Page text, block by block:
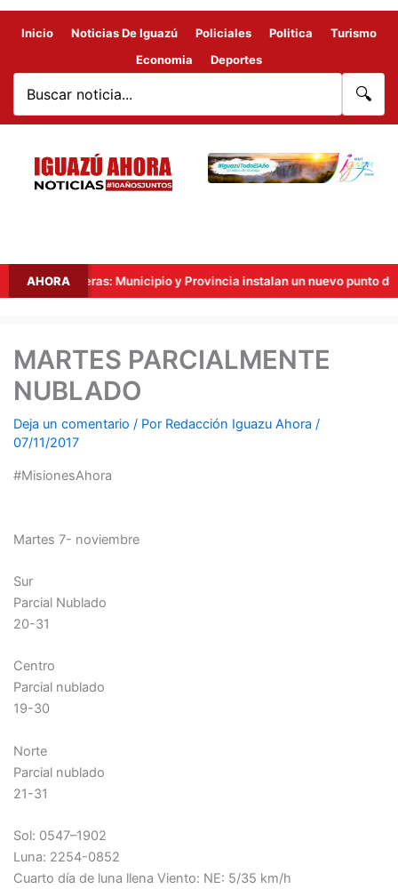
Inicio Noticias De Iguazú Policiales Politica
Turismo
Economia
Deportes
🔍
AHORA
Fronteras: Municipio y Provincia instalan un nuevo punto de
MARTES PARCIALMENTE
NUBLADO
Deja un comentario / Por Redacción Iguazu Ahora /
07/11/2017
#MisionesAhora
Martes 7- noviembre
Sur
Parcial Nublado
20-31
Centro
Parcial nublado
19-30
Norte
Parcial nublado
21-31
Sol: 0547–1902
Luna: 2254-0852
Cuarto día de luna llena Viento: NE: 5/35 km/h